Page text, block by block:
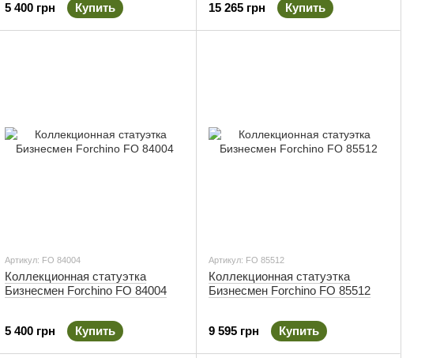
5 400 грн Купить 15 265 грн Купить
Артикул: FO 84004
Коллекционная статуэтка
Бизнесмен Forchino FO 84004
5 400 грн Купить
Артикул: FO 85512
Коллекционная статуэтка
Бизнесмен Forchino FO 85512
9 595 грн Купить